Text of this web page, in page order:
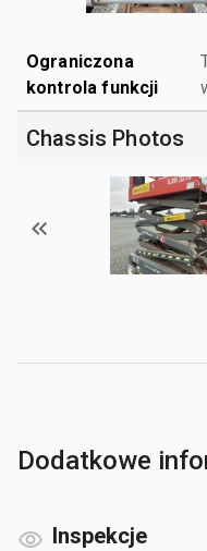
Ograniczona
kontrola funkcji
Chassis Photos
Dodatkowe
Inspekcje